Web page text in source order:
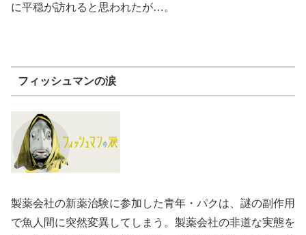
に平穏が訪れると思われたが…。
フィッシュマンの涙
製薬会社の新薬治験に参加した青年・パクは、謎の副作用
で魚人間に突然変異してしまう。製薬会社の非道な実態を